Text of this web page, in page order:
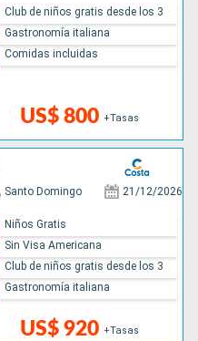
US$ 800 +Tasas
Club de niños gratis desde los 3
Gastronomía italiana
Comidas incluidas
Santo Domingo 21/12/2026
US$ 920 +Tasas
Niños Gratis
Sin Visa Americana
Club de niños gratis desde los 3
Gastronomía italiana